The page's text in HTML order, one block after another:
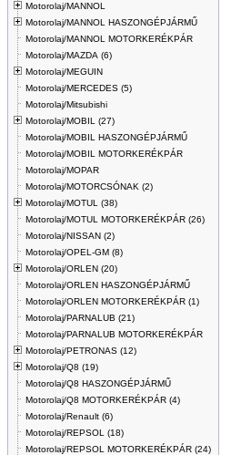
Motorolaj/MANNOL
Motorolaj/MANNOL HASZONGÉPJÁRMŰ
Motorolaj/MANNOL MOTORKERÉKPÁR
Motorolaj/MAZDA (6)
Motorolaj/MEGUIN
Motorolaj/MERCEDES (5)
Motorolaj/Mitsubishi
Motorolaj/MOBIL (27)
Motorolaj/MOBIL HASZONGÉPJÁRMŰ
Motorolaj/MOBIL MOTORKERÉKPÁR
Motorolaj/MOPAR
Motorolaj/MOTORCSÓNAK (2)
Motorolaj/MOTUL (38)
Motorolaj/MOTUL MOTORKERÉKPÁR (26)
Motorolaj/NISSAN (2)
Motorolaj/OPEL-GM (8)
Motorolaj/ORLEN (20)
Motorolaj/ORLEN HASZONGÉPJÁRMŰ
Motorolaj/ORLEN MOTORKERÉKPÁR (1)
Motorolaj/PARNALUB (21)
Motorolaj/PARNALUB MOTORKERÉKPÁR
Motorolaj/PETRONAS (12)
Motorolaj/Q8 (19)
Motorolaj/Q8 HASZONGÉPJÁRMŰ
Motorolaj/Q8 MOTORKERÉKPÁR (4)
Motorolaj/Renault (6)
Motorolaj/REPSOL (18)
Motorolaj/REPSOL MOTORKERÉKPÁR (24)